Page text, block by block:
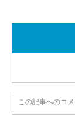
この記事へのコ